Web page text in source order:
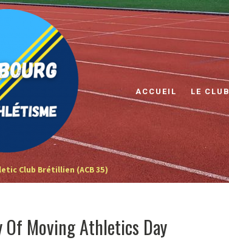
Club Brétillien (ACB 35)
ACCUEIL LE CLUB
Of Moving Athletics Day